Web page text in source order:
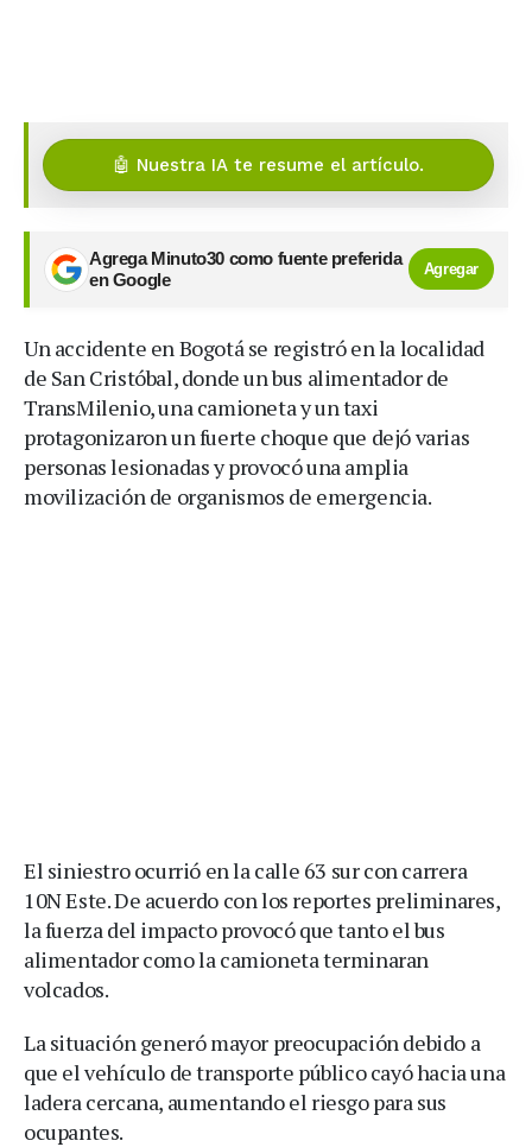
🤖 Nuestra IA te resume el artículo.
Agrega Minuto30 como fuente preferida
en Google
Agregar
Un accidente en Bogotá se registró en la localidad
de San Cristóbal, donde un bus alimentador de
TransMilenio, una camioneta y un taxi
protagonizaron un fuerte choque que dejó varias
personas lesionadas y provocó una amplia
movilización de organismos de emergencia.
El siniestro ocurrió en la calle 63 sur con carrera
10N Este. De acuerdo con los reportes preliminares,
la fuerza del impacto provocó que tanto el bus
alimentador como la camioneta terminaran
volcados.
La situación generó mayor preocupación debido a
que el vehículo de transporte público cayó hacia una
ladera cercana, aumentando el riesgo para sus
ocupantes.